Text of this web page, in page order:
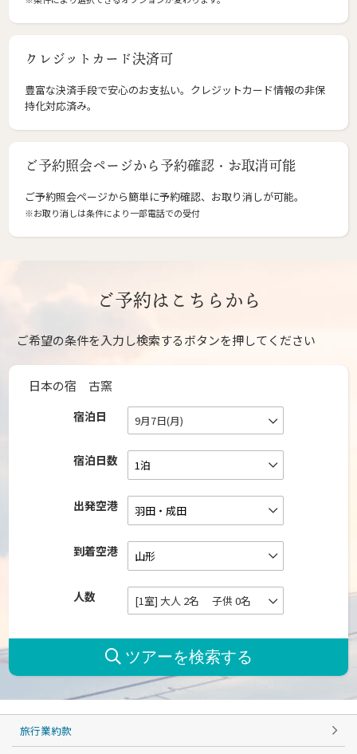
クレジットカード決済可
豊富な決済手段で安心のお支払い。クレジットカード情報の非保
持化対応済み。
ご予約照会ページから予約確認・お取消可能
ご予約照会ページから簡単に予約確認、お取り消しが可能。
※お取り消しは条件により一部電話での受付
ご予約はこちらから
ご希望の条件を入力し検索するボタンを押してください
日本の宿 古窯
宿泊日 9月7日(月)
宿泊日数
出発空港
到着空港
人数 [1室] 大人 2名 子供 0名
旅行業約款